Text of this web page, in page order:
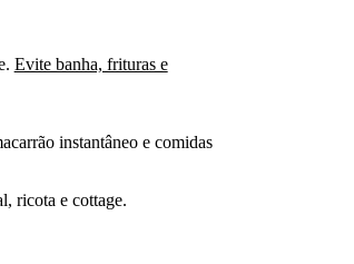
Evite banha, frituras e
instantâneo e comidas
ricota e cottage.